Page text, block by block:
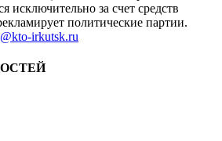
исключительно за счет средств
политические партии.
irkutsk.ru